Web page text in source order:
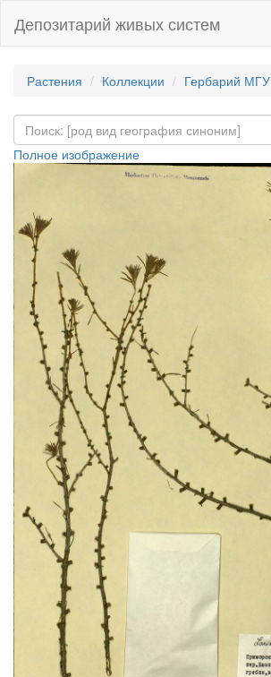
Депозитарий живых систем
Растения Коллекции Гербарий МГУ
Полное изображение